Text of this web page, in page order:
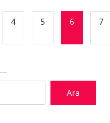
4 5 6 7
Ara